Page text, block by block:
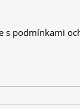
s podmínkami